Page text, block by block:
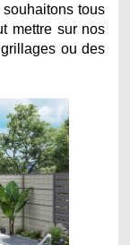
tous
mettre sur nos
ou des